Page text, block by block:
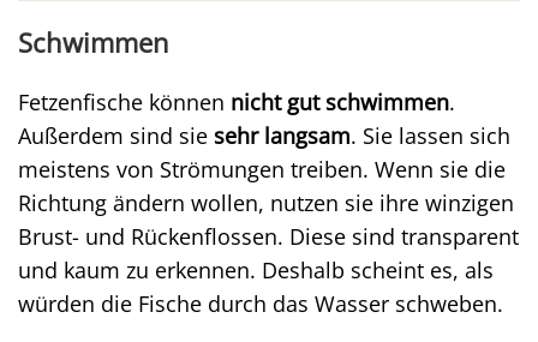
Schwimmen
Fetzenfische können nicht gut schwimmen.
Außerdem sind sie sehr langsam. Sie lassen sich
meistens von Strömungen treiben. Wenn sie die
Richtung ändern wollen, nutzen sie ihre winzigen
Brust- und Rückenflossen. Diese sind transparent
und kaum zu erkennen. Deshalb scheint es, als
würden die Fische durch das Wasser schweben.